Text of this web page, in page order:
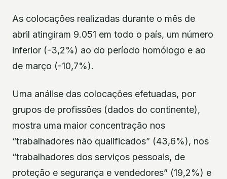
As colocações realizadas durante o mês de
abril atingiram 9.051 em todo o país, um número
inferior (-3,2%) ao do período homólogo e ao
de março (-10,7%).
Uma análise das colocações efetuadas, por
grupos de profissões (dados do continente),
mostra uma maior concentração nos
“trabalhadores não qualificados” (43,6%), nos
“trabalhadores dos serviços pessoais, de
proteção e segurança e vendedores” (19,2%) e